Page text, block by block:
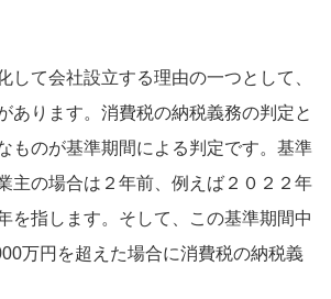
して会社設立する理由の一つとして、
あります。消費税の納税義務の判定と
ものが基準期間による判定です。基準
主の場合は２年前、例えば２０２２年
を指します。そして、この基準期間中
万円を超えた場合に消費税の納税義